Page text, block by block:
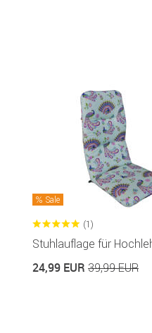
Sale
(1)
Stuhlauflage für
24,99 EUR 39,99 EUR